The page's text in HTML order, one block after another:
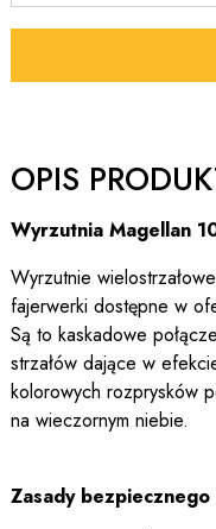
OPIS
Wyrzutnia Magellan
Wyrzutnie
fajerwerki dostępne w
Są to kaskadowe
strzałów dające w
kolorowych rozprysków
na wieczornym niebie.
Zasady